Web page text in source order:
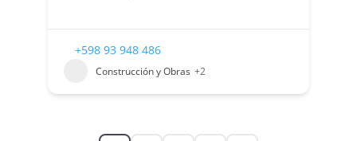
+598 93 948 486
Construcción y Obras +2